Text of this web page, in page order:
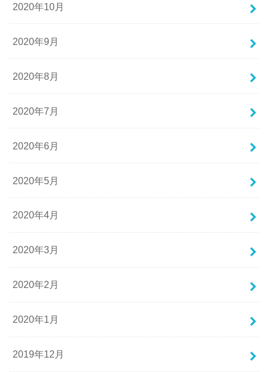
2020年10月
2020年9月
2020年8月
2020年7月
2020年6月
2020年5月
2020年4月
2020年3月
2020年2月
2020年1月
2019年12月